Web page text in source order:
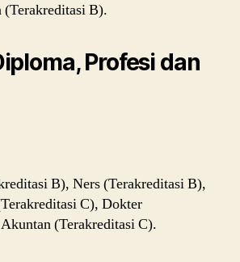
B).
Profesi dan
B), Ners (Terakreditasi B),
C), Dokter
(Terakreditasi C).